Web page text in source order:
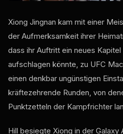
Xiong Jingnan kam mit einer
der Aufmerksamkeit ihrer
dass ihr Auftritt ein neues
aufschlagen könnte, zu UFC
einen denkbar ungünstigen
kräftezehrende Runden, von
Punktzetteln der Kampfrichter
Hill besiegte Xiong in der Galaxy